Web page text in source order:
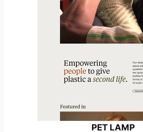
PET LAMP